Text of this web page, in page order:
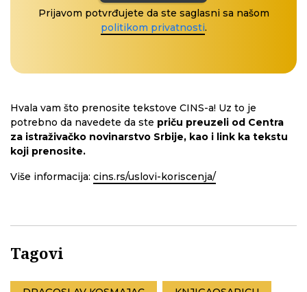
Prijavom potvrđujete da ste saglasni sa našom
politikom privatnosti.
Hvala vam što prenosite tekstove CINS-a! Uz to je
potrebno da navedete da ste priču preuzeli od Centra
za istraživačko novinarstvo Srbije, kao i link ka tekstu
koji prenosite.
Više informacija: cins.rs/uslovi-koriscenja/
Tagovi